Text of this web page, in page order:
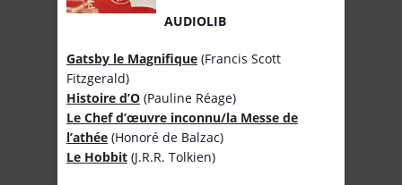
AUDIOLIB
Gatsby le Magnifique (Francis Scott
Fitzgerald)
Histoire d’O (Pauline Réage)
Le Chef d’œuvre inconnu/la Messe de
l’athée (Honoré de Balzac)
Le Hobbit (J.R.R. Tolkien)